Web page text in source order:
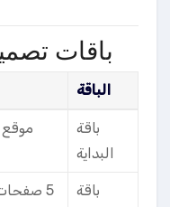
باقات
الباقة
باقة
البداية
باقة
5